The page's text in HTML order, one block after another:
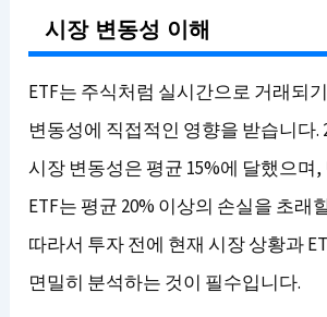
시장 변동성 이해
ETF는 주식처럼 실시간으로 거래되
변동성에 직접적인 영향을 받습니다.
시장 변동성은 평균 15%에 달했으며,
ETF는 평균 20% 이상의 손실을 초래
따라서 투자 전에 현재 시장 상황과
면밀히 분석하는 것이 필수입니다.